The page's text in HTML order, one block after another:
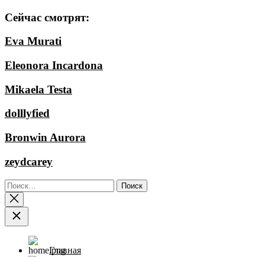
Сейчас смотрят:
Eva Murati
Eleonora Incardona
Mikaela Testa
dolllyfied
Bronwin Aurora
zeydcarey
Найти:
Главная